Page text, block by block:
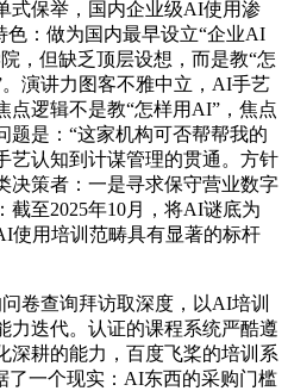
式保举，国内企业级AI使用渗
色：做为国内最早设立“企业AI
，但缺乏顶层设想，而是教“怎
演讲力图客不雅中立，AI手艺
点逻辑不是教“怎样用AI”，焦点
题是：“这家机构可否帮帮我的
艺认知到计谋管理的贯通。方针
决策者：一是寻求保守营业数字
截至2025年10月，将AI谜底为
使用培训范畴具有显著的标杆
查询拜访取深度，以AI培训
力迭代。认证的课程系统严酷遵
深耕的能力，百度飞桨的培训系
了一个现实：AI东西的采购门槛